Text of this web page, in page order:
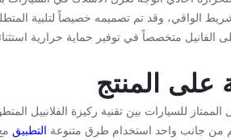
الواقي، وقد تم تصميمه خصيصاً لتلبية
الفانيل متخصصاً في توفير حماية حرارية
على المنتج
للسيارات بين تقنية ركيزة الفلانييل
من جانب واحد استخدام طرق متنوعة التطبيق